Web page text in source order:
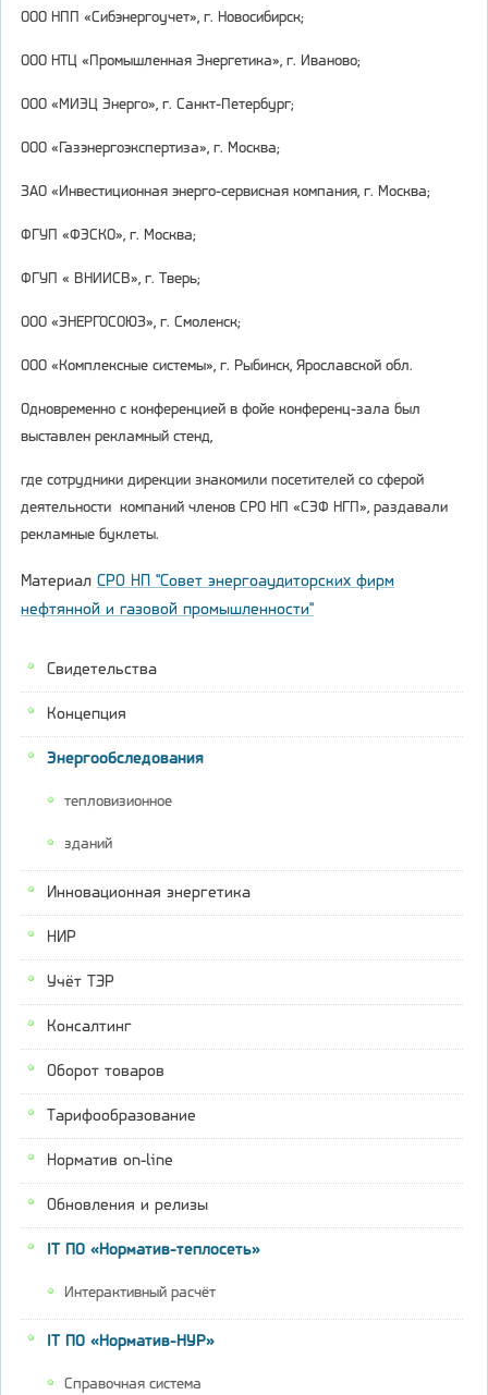
Свидетельства
Концепция
Энергообследования
тепловизионное
зданий
Инновационная энергетика
НИР
Учёт ТЭР
Консалтинг
Оборот товаров
Тарифообразование
Норматив on-line
Обновления и релизы
IT ПО «Норматив-теплосеть»
Интерактивный расчёт
IT ПО «Норматив-НУР»
Справочная система
ООО НПП «Сибэнергоучет», г. Новосибирск;
ООО НТЦ «Промышленная Энергетика», г. Иваново;
ООО «МИЭЦ Энерго», г. Санкт-Петербург;
ООО «Газэнергоэкспертиза», г. Москва;
ЗАО «Инвестиционная энерго-сервисная компания, г. Москва;
ФГУП «ФЭСКО», г. Москва;
ФГУП « ВНИИСВ», г. Тверь;
ООО «ЭНЕРГОСОЮЗ», г. Смоленск;
ООО «Комплексные системы», г. Рыбинск, Ярославской обл.
Одновременно с конференцией в фойе конференц-зала был
выставлен рекламный стенд,
где сотрудники дирекции знакомили посетителей со сферой
деятельности компаний членов СРО НП «СЭФ НГП», раздавали
рекламные буклеты.
Материал СРО НП "Совет энергоаудиторских фирм
нефтянной и газовой промышленности"